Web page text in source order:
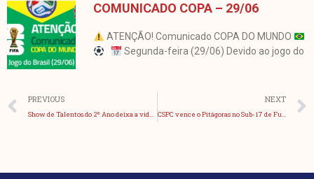
COMUNICADO COPA – 29/06
ATENÇÃO! Comunicado COPA DO MUNDO
Segunda-feira (29/06) Devido ao jogo do
Anterior
PREVIOUS
Show de Talentos do 2º Ano deixa a vida ainda mais bela
NEXT
CSPC vence o Pitágoras no Sub-17 de Futsal Masculino